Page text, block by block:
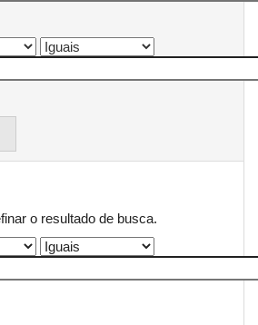
o resultado de busca.